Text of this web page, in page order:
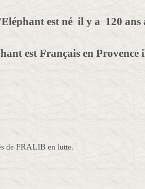
est né il y a 120
est Français en Provence
de FRALIB en lutte.